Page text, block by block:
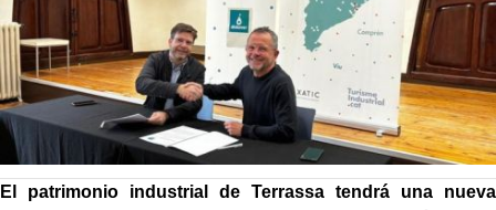
El patrimonio industrial de Terrassa tendrá una nueva